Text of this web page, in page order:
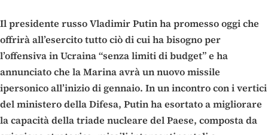
Il presidente russo Vladimir Putin ha promesso oggi che
offrirà all’esercito tutto ciò di cui ha bisogno per
l’offensiva in Ucraina “senza limiti di budget” e ha
annunciato che la Marina avrà un nuovo missile
ipersonico all’inizio di gennaio. In un incontro con i vertici
del ministero della Difesa, Putin ha esortato a migliorare
la capacità della triade nucleare del Paese, composta da